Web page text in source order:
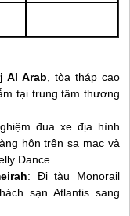
Al Arab , tòa tháp cao
tại trung tâm thương
đua xe địa hình
hôn trên sa mạc và
Dance.
: Đi tàu Monorail
sạn Atlantis sang